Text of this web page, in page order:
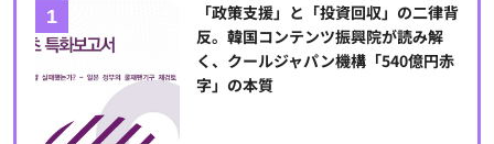
「政策支援」と「投資回収」の二律背
反。韓国コンテンツ振興院が読み解
く、クールジャパン機構「540億円赤
字」の本質